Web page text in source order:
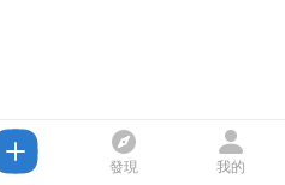
發現 我的